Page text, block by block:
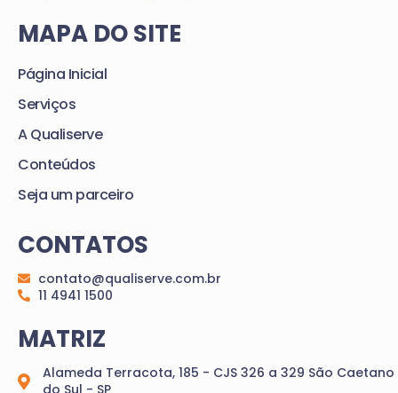
MAPA DO SITE
Página Inicial
Serviços
A Qualiserve
Conteúdos
Seja um parceiro
CONTATOS
contato@qualiserve.com.br
11 4941 1500
MATRIZ
Alameda Terracota, 185 - CJS 326 a 329 São Caetano
do Sul - SP